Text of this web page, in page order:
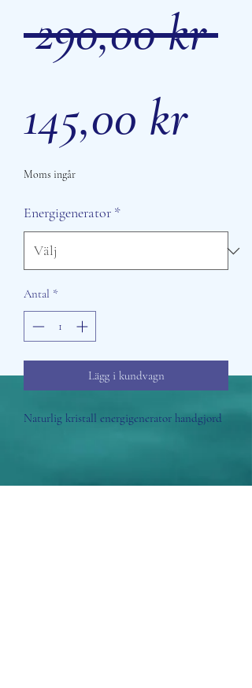
290,00 kr
145,00 kr
Moms ingår
Energigenerator *
Antal *
Lägg i kundvagn
Naturlig kristall energigenerator handgjord